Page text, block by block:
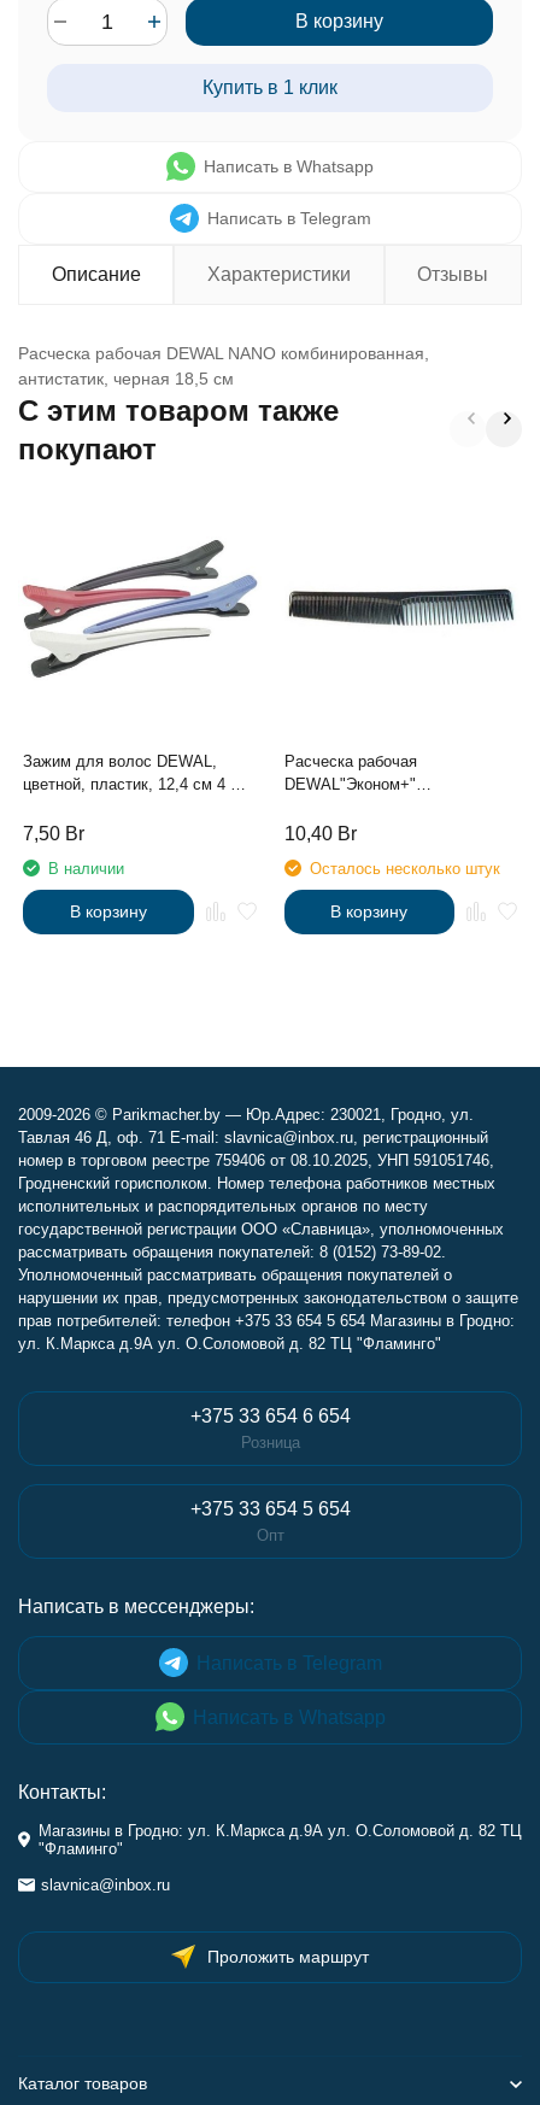
В корзину
Купить в 1 клик
Написать в Whatsapp
Написать в Telegram
Описание Характеристики Отзывы
Расческа рабочая DEWAL NANO комбинированная,
антистатик, черная 18,5 см
C этим товаром также
покупают
Зажим для волос DEWAL,
цветной, пластик, 12,4 см 4 шт/
7,50 Br
В наличии
В корзину
Расческа рабочая
DEWAL"Эконом+"
см
10,40 Br
Осталось несколько штук
В корзину
2009-2026 © Parikmacher.by — Юр.Адрес: 230021, Гродно, ул.
Тавлая 46 Д, оф. 71 E-mail: slavnica@inbox.ru, регистрационный
номер в торговом реестре 759406 от 08.10.2025, УНП 591051746,
Гродненский горисполком. Номер телефона работников местных
исполнительных и распорядительных органов по месту
государственной регистрации ООО «Славница», уполномоченных
рассматривать обращения покупателей: 8 (0152) 73-89-02.
Уполномоченный рассматривать обращения покупателей о
нарушении их прав, предусмотренных законодательством о защите
прав потребителей: телефон +375 33 654 5 654 Магазины в Гродно:
ул. К.Маркса д.9А ул. О.Соломовой д. 82 ТЦ "Фламинго"
+375 33 654 6 654
Розница
+375 33 654 5 654
Опт
Написать в мессенджеры:
Написать в Telegram
Написать в Whatsapp
Контакты:
Магазины в Гродно: ул. К.Маркса д.9А ул. О.Соломовой д. 82 ТЦ
"Фламинго"
slavnica@inbox.ru
Проложить маршрут
Каталог товаров